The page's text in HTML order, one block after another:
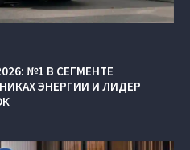
№1 В СЕГМЕНТЕ
ЭНЕРГИИ И ЛИДЕР